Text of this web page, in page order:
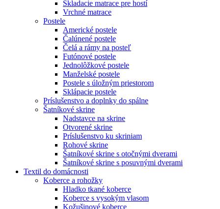
Skladacie matrace pre hostí
Vrchné matrace
Postele
Americké postele
Čalúnené postele
Čelá a rámy na posteľ
Futónové postele
Jednolôžkové postele
Manželské postele
Postele s úložným priestorom
Sklápacie postele
Príslušenstvo a doplnky do spálne
Šatníkové skrine
Nadstavce na skrine
Otvorené skrine
Príslušenstvo ku skriniam
Rohové skrine
Šatníkové skrine s otočnými dverami
Šatníkové skrine s posuvnými dverami
Textil do domácnosti
Koberce a rohožky
Hladko tkané koberce
Koberce s vysokým vlasom
Kožušinové koberce